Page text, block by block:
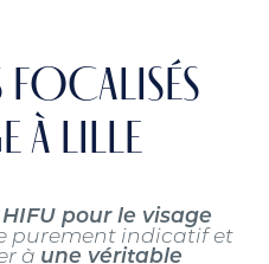
FOCALISÉS
À LILLE
pour le visage
purement indicatif et
à une véritable